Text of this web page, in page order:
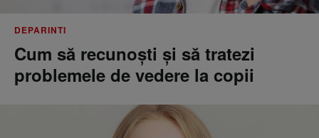
DEPARINTI
Cum să recunoști și să tratezi
problemele de vedere la copii